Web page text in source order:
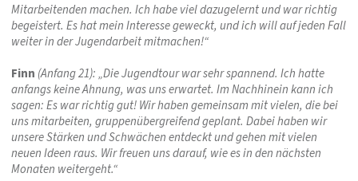
Mitarbeitenden machen. Ich habe viel dazugelernt und war richtig
begeistert. Es hat mein Interesse geweckt, und ich will auf jeden Fall
weiter in der Jugendarbeit mitmachen!“
Finn (Anfang 21): „Die Jugendtour war sehr spannend. Ich hatte
anfangs keine Ahnung, was uns erwartet. Im Nachhinein kann ich
sagen: Es war richtig gut! Wir haben gemeinsam mit vielen, die bei
uns mitarbeiten, gruppenübergreifend geplant. Dabei haben wir
unsere Stärken und Schwächen entdeckt und gehen mit vielen
neuen Ideen raus. Wir freuen uns darauf, wie es in den nächsten
Monaten weitergeht.“